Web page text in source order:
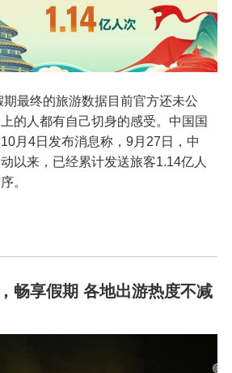
最终的旅游数据目前官方还未公
的人都有自己切身的感受。中国国
月4日发布消息称，9月27日，中
以来，已经累计发送旅客1.14亿人
。
畅享假期 各地出游热度不减